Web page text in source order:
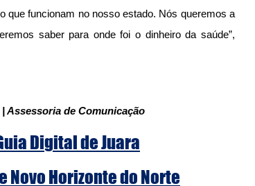
que funcionam no nosso estado. Nós queremos a
saber para onde foi o dinheiro da saúde”,
Assessoria de Comunicação
Digital de Juara
Novo Horizonte do Norte